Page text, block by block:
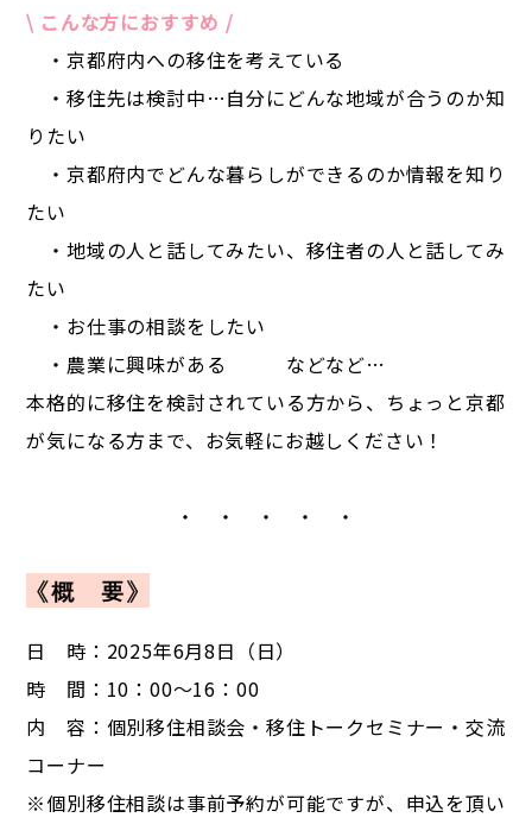
\ こんな方におすすめ /
・京都府内への移住を考えている
・移住先は検討中…自分にどんな地域が合うのか知
りたい
・京都府内でどんな暮らしができるのか情報を知り
たい
・地域の人と話してみたい、移住者の人と話してみ
たい
・お仕事の相談をしたい
・農業に興味がある などなど…
本格的に移住を検討されている方から、ちょっと京都
が気になる方まで、お気軽にお越しください！
・ ・ ・ ・ ・
《概 要》
日 時：2025年6月8日（日）
時 間：10：00～16：00
内 容：個別移住相談会・移住トークセミナー・交流
コーナー
※個別移住相談は事前予約が可能ですが、申込を頂い